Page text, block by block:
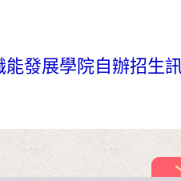
能發展學院自辦招生